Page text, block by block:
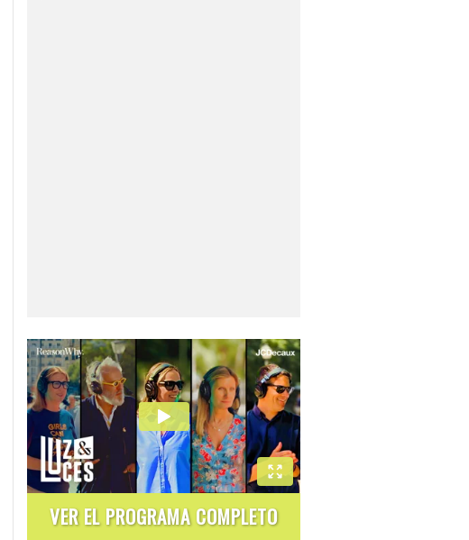
VER EL PROGRAMA COMPLETO